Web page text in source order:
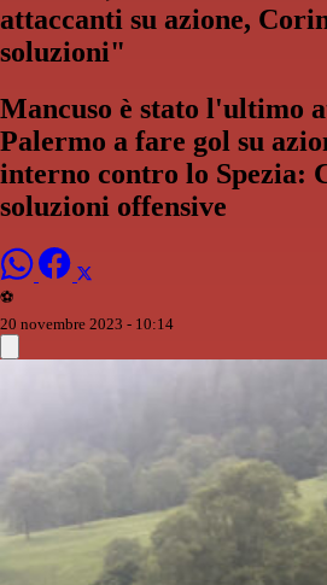
attaccanti su azione,
soluzioni"
Mancuso è stato l'ultimo
Palermo a fare gol su
interno contro lo Spezia:
soluzioni offensive
⚽️
20 novembre 2023 - 10:14